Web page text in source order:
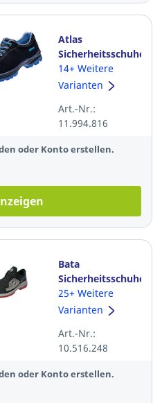
Atlas
Sicherheitsschuhe
SL605 XP BLUE
49300, ESD, S3
Größe 43
14+ Weitere
Varianten
Art.-Nr.:
11.994.816
oder Konto erstellen.
Bata
Sicherheitsschuhe
Goal M3LPPE33,
S3 ESD SRC,
schwarz
25+ Weitere
Varianten
Art.-Nr.:
10.516.248
oder Konto erstellen.